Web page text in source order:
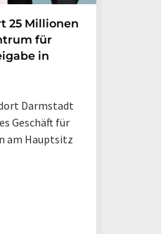
25 Millionen
für
in
Darmstadt
Geschäft für
am Hauptsitz